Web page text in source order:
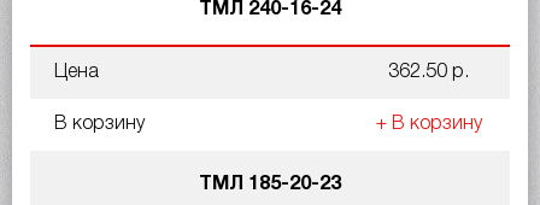
ТМЛ 240-16-24
Цена 362.50 р.
В корзину + В корзину
ТМЛ 185-20-23